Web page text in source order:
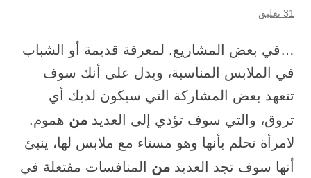
31 تعليق
…في بعض المشاريع. لمعرفة قديمة أو الشباب
في الملابس المناسبة، ويدل على أنك سوف
تتعهد بعض المشاركة التي سيكون لديك أي
تروق، والتي سوف تؤدي إلى العديد من هموم.
لامرأة تحلم بأنها وهو مستاء مع ملابس لها، ينبئ
أنها سوف تجد العديد من المنافسات مفتعلة في